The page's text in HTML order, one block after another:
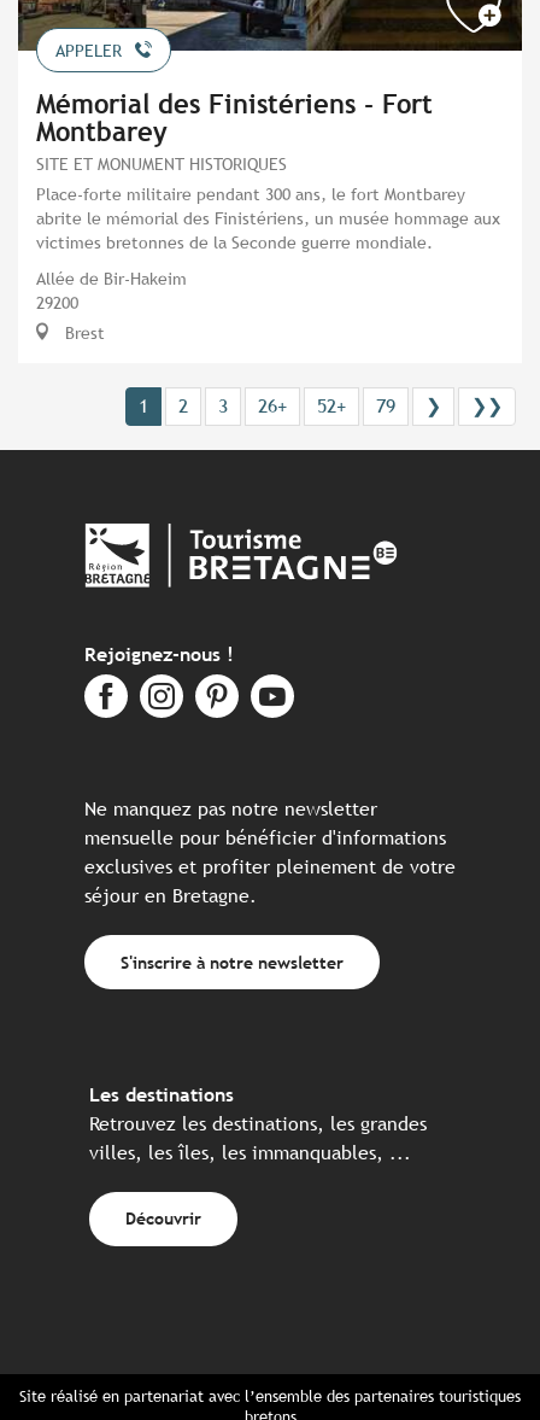
APPELER
Mémorial des Finistériens - Fort
Montbarey
SITE ET MONUMENT HISTORIQUES
Place-forte militaire pendant 300 ans, le fort Montbarey
abrite le mémorial des Finistériens, un musée hommage aux
victimes bretonnes de la Seconde guerre mondiale.
Allée de Bir-Hakeim
29200
Brest
1 2 3 26+ 52+ 79 ❯ ❯❯
Rejoignez-nous !
Ne manquez pas notre newsletter
mensuelle pour bénéficier d'informations
exclusives et profiter pleinement de votre
séjour en Bretagne.
S'inscrire à notre newsletter
Les destinations
Retrouvez les destinations, les grandes
villes, les îles, les immanquables, ...
Découvrir
Site réalisé en partenariat avec l’ensemble des partenaires touristiques